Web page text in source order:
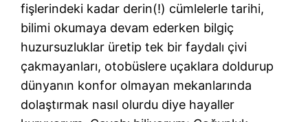
fişlerindeki kadar derin(!) cümlelerle tarihi,
bilimi okumaya devam ederken bilgiç
huzursuzluklar üretip tek bir faydalı çivi
çakmayanları, otobüslere uçaklara doldurup
dünyanın konfor olmayan mekanlarında
dolaştırmak nasıl olurdu diye hayaller